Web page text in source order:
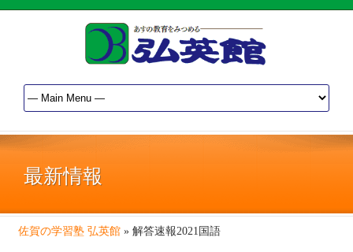
最新情報
佐賀の学習塾 弘英館 » 解答速報2021国語